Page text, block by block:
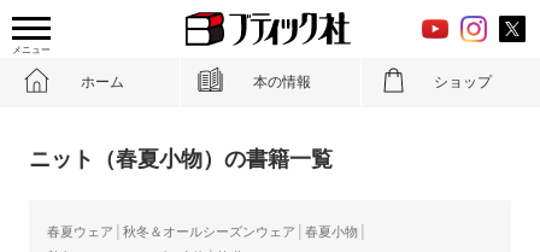
メニュー
ホーム 本の情報 ショップ
ニット（春夏小物）の書籍一覧
春夏ウェア 秋冬＆オールシーズンウェア
春夏小物